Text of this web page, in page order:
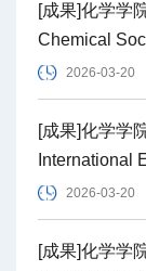
[成果]化学学
Chemical
2026-03-20
[成果]化学学
International
2026-03-20
[成果]化学学